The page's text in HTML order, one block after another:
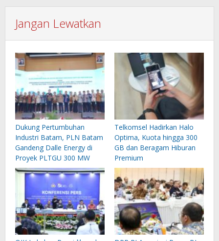
Jangan Lewatkan
Dukung Pertumbuhan
Industri Batam, PLN Batam
Gandeng Dalle Energy di
Proyek PLTGU 300 MW
Telkomsel Hadirkan Halo
Optima, Kuota hingga 300
GB dan Beragam Hiburan
Premium